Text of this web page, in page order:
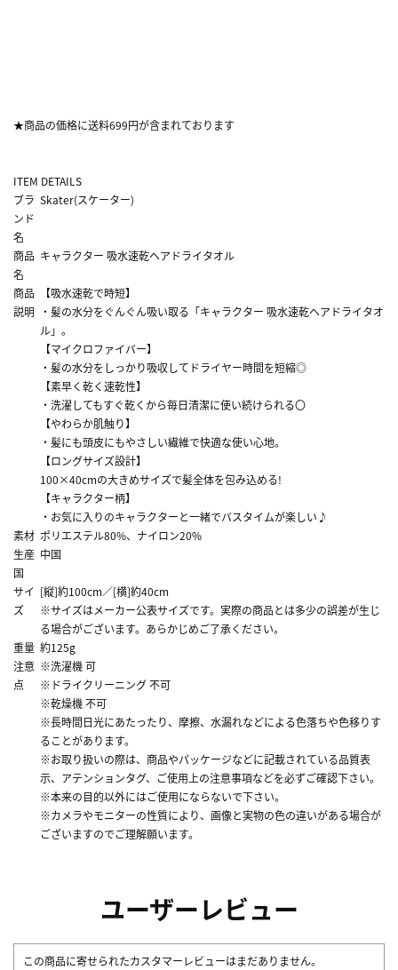
★商品の価格に送料699円が含まれております
ITEM DETAILS
ブラ
ンド
名
Skater(スケーター)
商品
名
キャラクター 吸水速乾ヘアドライタオル
商品
説明
【吸水速乾で時短】
・髪の水分をぐんぐん吸い取る「キャラクター 吸水速乾ヘアドライタオ
ル」。
【マイクロファイバー】
・髪の水分をしっかり吸収してドライヤー時間を短縮◎
【素早く乾く速乾性】
・洗濯してもすぐ乾くから毎日清潔に使い続けられる〇
【やわらか肌触り】
・髪にも頭皮にもやさしい繊維で快適な使い心地。
【ロングサイズ設計】
100×40cmの大きめサイズで髪全体を包み込める!
【キャラクター柄】
・お気に入りのキャラクターと一緒でバスタイムが楽しい♪
素材 ポリエステル80%、ナイロン20%
生産
国
中国
サイ
ズ
[縦]約100cm／[横]約40cm
※サイズはメーカー公表サイズです。実際の商品とは多少の誤差が生じ
る場合がございます。あらかじめご了承ください。
重量 約125g
注意
点
※洗濯機 可
※ドライクリーニング 不可
※乾燥機 不可
※長時間日光にあたったり、摩擦、水漏れなどによる色落ちや色移りす
ることがあります。
※お取り扱いの際は、商品やパッケージなどに記載されている品質表
示、アテンションタグ、ご使用上の注意事項などを必ずご確認下さい。
※本来の目的以外にはご使用にならないで下さい。
※カメラやモニターの性質により、画像と実物の色の違いがある場合が
ございますのでご理解願います。
ユーザーレビュー
この商品に寄せられたカスタマーレビューはまだありません。